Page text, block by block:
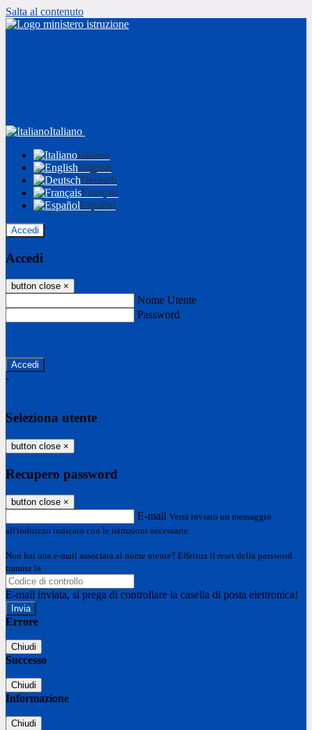
Salta al contenuto
Italiano
Italiano
English
Deutsch
Français
Español
Accedi
Accedi
button close ×
Nome Utente
Password
-
Seleziona utente
button close ×
Recupero password
button close ×
E-mail Verrà inviato un messaggio
all'indirizzo indicato con le istruzioni necessarie.
Non hai una e-mail associata al nome utente? Effettua il reset della password
tramite la
E-mail inviata, si prega di controllare la casella di posta elettronica!
Errore
Chiudi
Successo
Chiudi
Informazione
Chiudi